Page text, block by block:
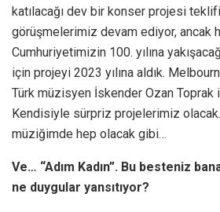
katılacağı dev bir konser projesi
görüşmelerimiz devam ediyor, ancak
Cumhuriyetimizin 100. yılına
için projeyi 2023 yılına aldık.
Türk müzisyen İskender Ozan
Kendisiyle sürpriz projelerimiz olacak.
müziğimde hep olacak gibi…
Ve… “Adım Kadın”. Bu besteniz
ne duygular yansıtıyor?